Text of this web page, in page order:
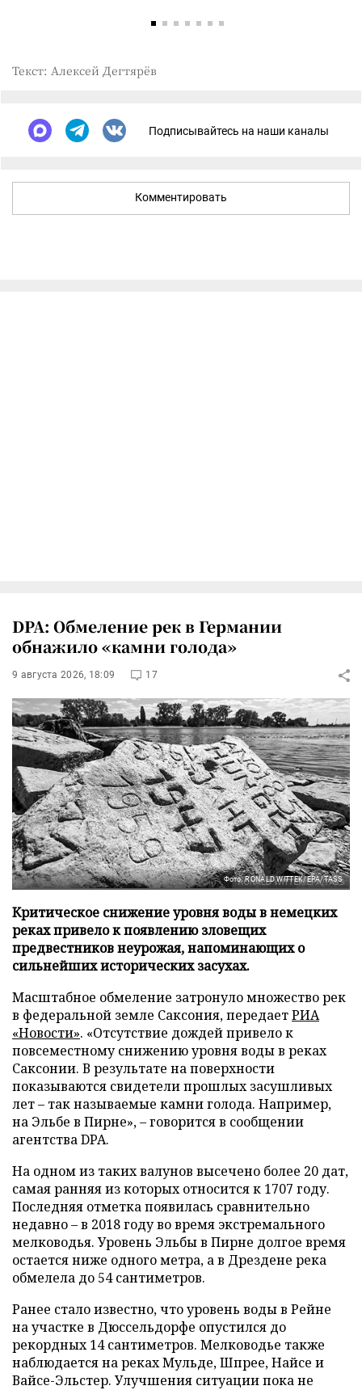
Текст: Алексей Дегтярёв
Подписывайтесь на наши каналы
Комментировать
DPA: Обмеление рек в Германии
обнажило «камни голода»
9 августа 2026, 18:09 17
Фото: RONALD WITTEK/EPA/TASS
Критическое снижение уровня воды в немецких
реках привело к появлению зловещих
предвестников неурожая, напоминающих о
сильнейших исторических засухах.
Масштабное обмеление затронуло множество рек
в федеральной земле Саксония, передаетРИА
«Новости». «Отсутствие дождей привело к
повсеместному снижению уровня воды в реках
Саксонии. В результате на поверхности
показываются свидетели прошлых засушливых
лет – так называемые камни голода. Например,
на Эльбе в Пирне», – говорится в сообщении
агентства DPA.
На одном из таких валунов высечено более 20 дат,
самая ранняя из которых относится к 1707 году.
Последняя отметка появилась сравнительно
недавно – в 2018 году во время экстремального
мелководья. Уровень Эльбы в Пирне долгое время
остается ниже одного метра, а в Дрездене река
обмелела до 54 сантиметров.
Ранее стало известно, что уровень воды в Рейне
на участке в Дюссельдорфе опустился до
рекордных 14 сантиметров. Мелководье также
наблюдается на реках Мульде, Шпрее, Найсе и
Вайсе-Эльстер. Улучшения ситуации пока не